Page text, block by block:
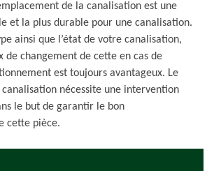
de la canalisation est une
et la plus durable pour une canalisation.
ainsi que l’état de votre canalisation,
de changement de cette en cas de
est toujours avantageux. Le
nécessite une intervention
le but de garantir le bon
cette pièce.